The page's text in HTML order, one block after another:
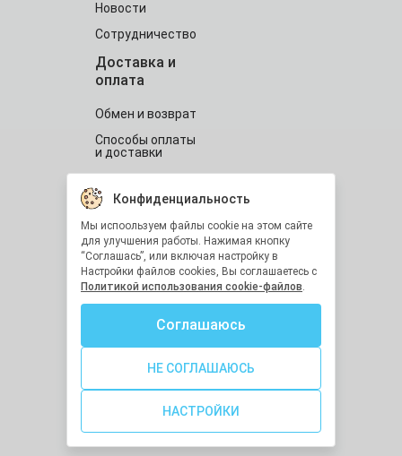
Написать нам письмо
Новости
Сотрудничество
Доставка и
оплата
Обмен и возврат
Способы оплаты
и доставки
Контакты
0 800 334 267
Время работы:
Обратный звонок
Конфиденциальность
Мы испоользуем файлы cookie на этом сайте
для улучшения работы. Нажимая кнопку
“Соглашась”, или включая настройку в
Настройки файлов cookies, Вы соглашаетесь с
Политикой использования cookie-файлов.
Соглашаюсь
НЕ СОГЛАШАЮСЬ
НАСТРОЙКИ